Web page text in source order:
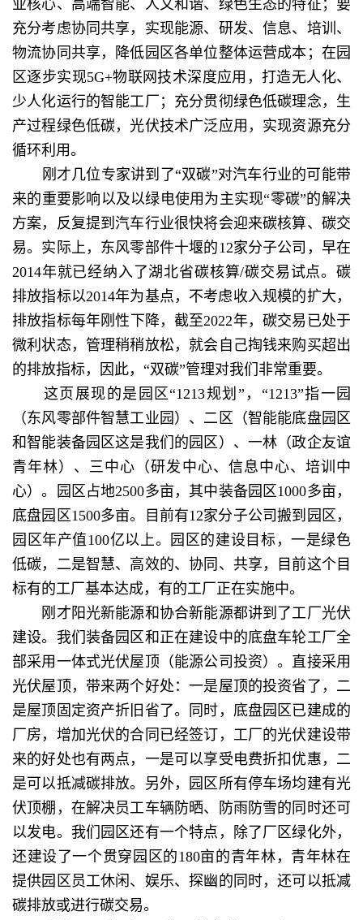
业核心、高端智能、人文和谐、绿色生态的特征；要
充分考虑协同共享，实现能源、研发、信息、培训、
物流协同共享，降低园区各单位整体运营成本；在园
区逐步实现5G+物联网技术深度应用，打造无人化、
少人化运行的智能工厂；充分贯彻绿色低碳理念，生
产过程绿色低碳，光伏技术广泛应用，实现资源充分
循环利用。
刚才几位专家讲到了“双碳”对汽车行业的可能带
来的重要影响以及以绿电使用为主实现“零碳”的解决
方案，反复提到汽车行业很快将会迎来碳核算、碳交
易。实际上，东风零部件十堰的12家分子公司，早在
2014年就已经纳入了湖北省碳核算/碳交易试点。碳
排放指标以2014年为基点，不考虑收入规模的扩大，
排放指标每年刚性下降，截至2022年，碳交易已处于
微利状态，管理稍稍放松，就会自己掏钱来购买超出
的排放指标，因此，“双碳”管理对我们非常重要。
这页展现的是园区“1213规划”，“1213”指一园
（东风零部件智慧工业园）、二区（智能能底盘园区
和智能装备园区这是我们的园区）、一林（政企友谊
青年林）、三中心（研发中心、信息中心、培训中
心）。园区占地2500多亩，其中装备园区1000多亩，
底盘园区1500多亩。目前有12家分子公司搬到园区，
园区年产值100亿以上。园区的建设目标，一是绿色
低碳，二是智慧、高效的、协同、共享，目前这个目
标有的工厂基本达成，有的工厂正在实施中。
刚才阳光新能源和协合新能源都讲到了工厂光伏
建设。我们装备园区和正在建设中的底盘车轮工厂全
部采用一体式光伏屋顶（能源公司投资）。直接采用
光伏屋顶，带来两个好处：一是屋顶的投资省了，二
是屋顶固定资产折旧省了。同时，底盘园区已建成的
厂房，增加光伏的合同已经签订，工厂的光伏建设带
来的好处也有两点，一是可以享受电费折扣优惠，二
是可以抵减碳排放。另外，园区所有停车场均建有光
伏顶棚，在解决员工车辆防晒、防雨防雪的同时还可
以发电。我们园区还有一个特点，除了厂区绿化外，
还建设了一个贯穿园区的180亩的青年林，青年林在
提供园区员工休闲、娱乐、探幽的同时，还可以抵减
碳排放或进行碳交易。